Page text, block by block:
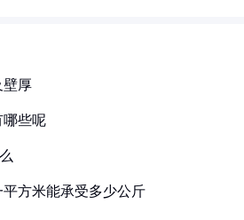
壁厚
哪些呢
方米能承受多少公斤